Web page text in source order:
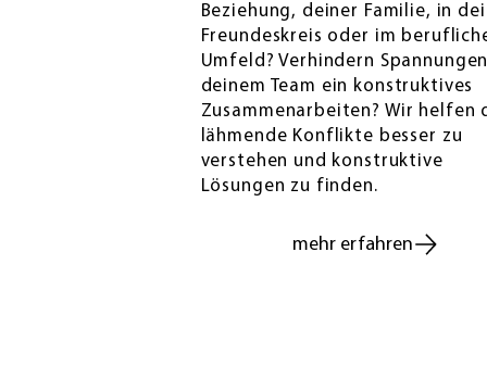
Beziehung, deiner Familie, in
Freundeskreis oder im
Umfeld? Verhindern
deinem Team ein konstruktives
Zusammenarbeiten? Wir helfen
lähmende Konflikte besser zu
verstehen und konstruktive
Lösungen zu finden.
mehr erfahren